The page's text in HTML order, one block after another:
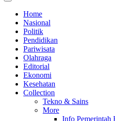
Home
Nasional
Politik
Pendidikan
Pariwisata
Olahraga
Editorial
Ekonomi
Kesehatan
Collection
Tekno & Sains
More
Info Pemerintah